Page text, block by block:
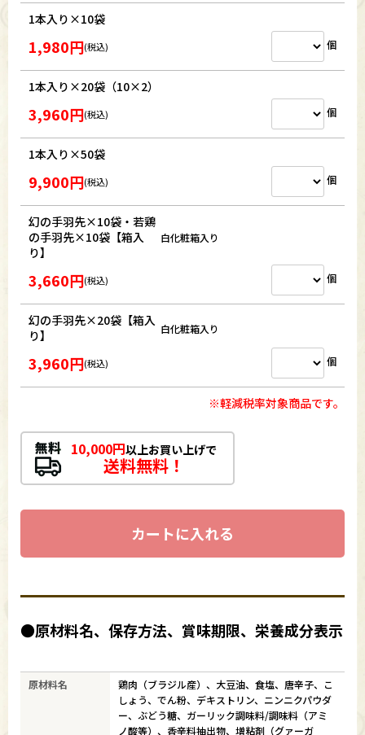
1本入り×10袋
1,980円(税込) 個
1本入り×20袋（10×2）
3,960円(税込) 個
1本入り×50袋
9,900円(税込) 個
幻の手羽先×10袋・若鶏
の手羽先×10袋【箱入
り】
白化粧箱入り
3,660円(税込) 個
幻の手羽先×20袋【箱入
り】
白化粧箱入り
3,960円(税込) 個
※軽減税率対象商品です。
10,000円以上お買い上げで
送料無料！
カートに入れる
●原材料名、保存方法、賞味期限、栄養成分表示
原材料名
鶏肉（ブラジル産）、大豆油、食塩、唐辛子、こ
しょう、でん粉、デキストリン、ニンニクパウダ
ー、ぶどう糖、ガーリック調味料/調味料（アミ
ノ酸等）、香辛料抽出物、増粘剤（グァーガ